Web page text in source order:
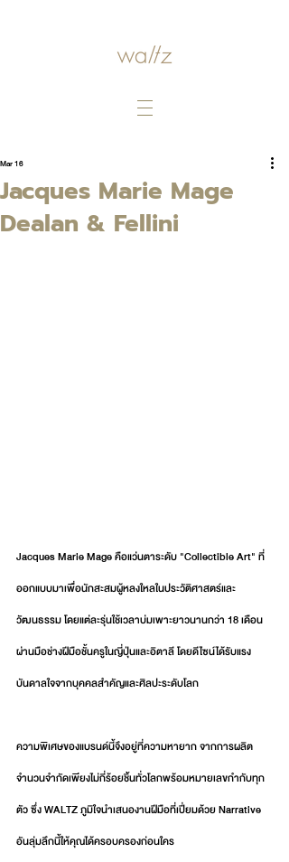
Jacques Marie Mage
Dealan & Fellini
Mar 16
Jacques Marie Mage คือแว่นตาระดับ "Collectible Art" ที่
ออกแบบมาเพื่อนักสะสมผู้หลงใหลในประวัติศาสตร์และ
วัฒนธรรม โดยแต่ละรุ่นใช้เวลาบ่มเพาะยาวนานกว่า 18 เดือน
ผ่านมือช่างฝีมือชั้นครูในญี่ปุ่นและอิตาลี โดยดีไซน์ได้รับแรง
บันดาลใจจากบุคคลสำคัญและศิลปะระดับโลก
ความพิเศษของแบรนด์นี้จึงอยู่ที่ความหายาก จากการผลิต
จำนวนจำกัดเพียงไม่กี่ร้อยชิ้นทั่วโลกพร้อมหมายเลขกำกับทุก
ตัว ซึ่ง WALTZ ภูมิใจนำเสนองานฝีมือที่เปี่ยมด้วย Narrative
อันลุ่มลึกนี้ให้คุณได้ครอบครองก่อนใคร